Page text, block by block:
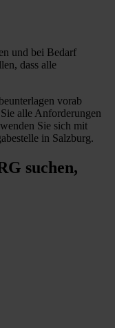
und bei Bedarf
dass alle
vorab
alle Anforderungen
Sie sich mit
in Salzburg.
suchen,